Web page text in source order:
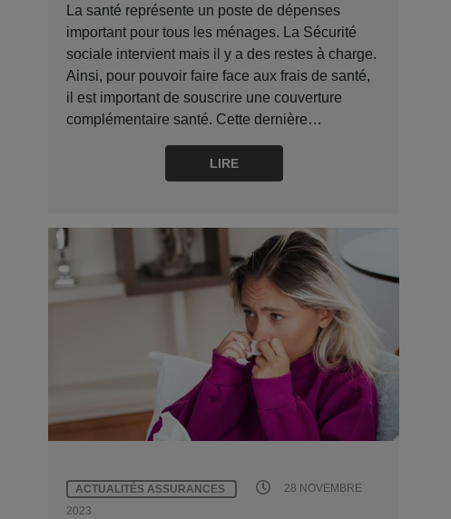
La santé représente un poste de dépenses
important pour tous les ménages. La Sécurité
sociale intervient mais il y a des restes à charge.
Ainsi, pour pouvoir faire face aux frais de santé,
il est important de souscrire une couverture
complémentaire santé. Cette dernière…
LIRE
ACTUALITÉS ASSURANCES
28 NOVEMBRE
2023